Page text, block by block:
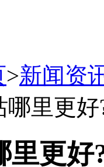
>新闻资
哪里更
里更